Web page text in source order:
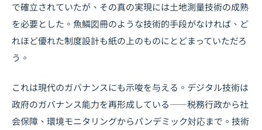
で確立されていたが、その真の実現には土地測量技術の成熟
を必要とした。魚鱗図冊のような技術的手段がなければ、ど
れほど優れた制度設計も紙の上のものにとどまっていただろ
う。
これは現代のガバナンスにも示唆を与える。デジタル技術は
政府のガバナンス能力を再形成している――税務行政から社
会保障、環境モニタリングからパンデミック対応まで。技術